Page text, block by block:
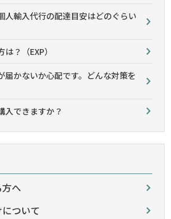
人輸入代行の配達目安はどのぐらい
？（EXP）
届かないか心配です。どんな対策を
入できますか？
へ
ついて